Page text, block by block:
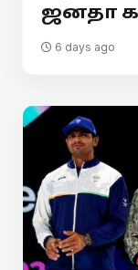
ஜனதா
6 days ago